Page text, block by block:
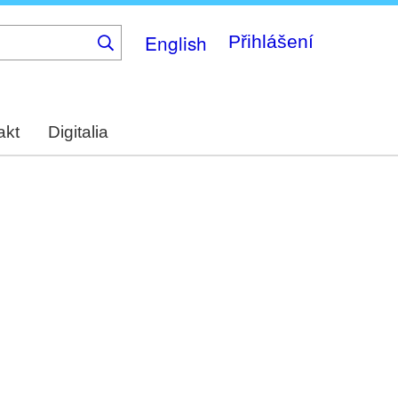
English Přihlášení
Digitalia